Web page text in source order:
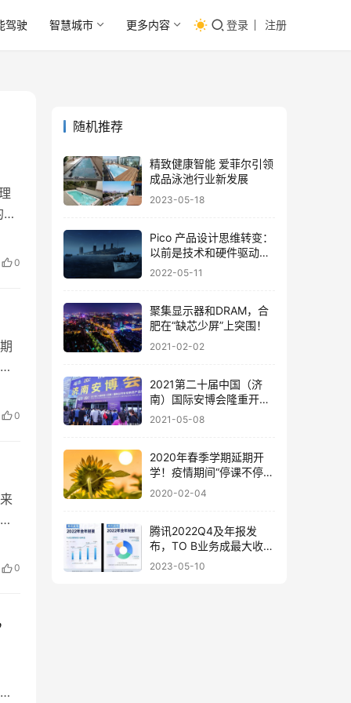
驾驶 智慧城市 更多内容 登录 注册
0
0
0
随机推荐
精致健康智能 爱菲尔引领
成品泳池行业新发展
2023-05-18
Pico 产品设计思维转变：
以前是技术和硬件驱动，
现在是体验和内容驱动！
2022-05-11
聚集显示器和DRAM，合
肥在“缺芯少屏”上突围！
2021-02-02
2021第二十届中国（济
南）国际安博会隆重开
幕！
2021-05-08
2020年春季学期延期开
学！疫情期间“停课不停
学”！
2020-02-04
腾讯2022Q4及年报发
布，TO B业务成最大收入
板块
2023-05-10